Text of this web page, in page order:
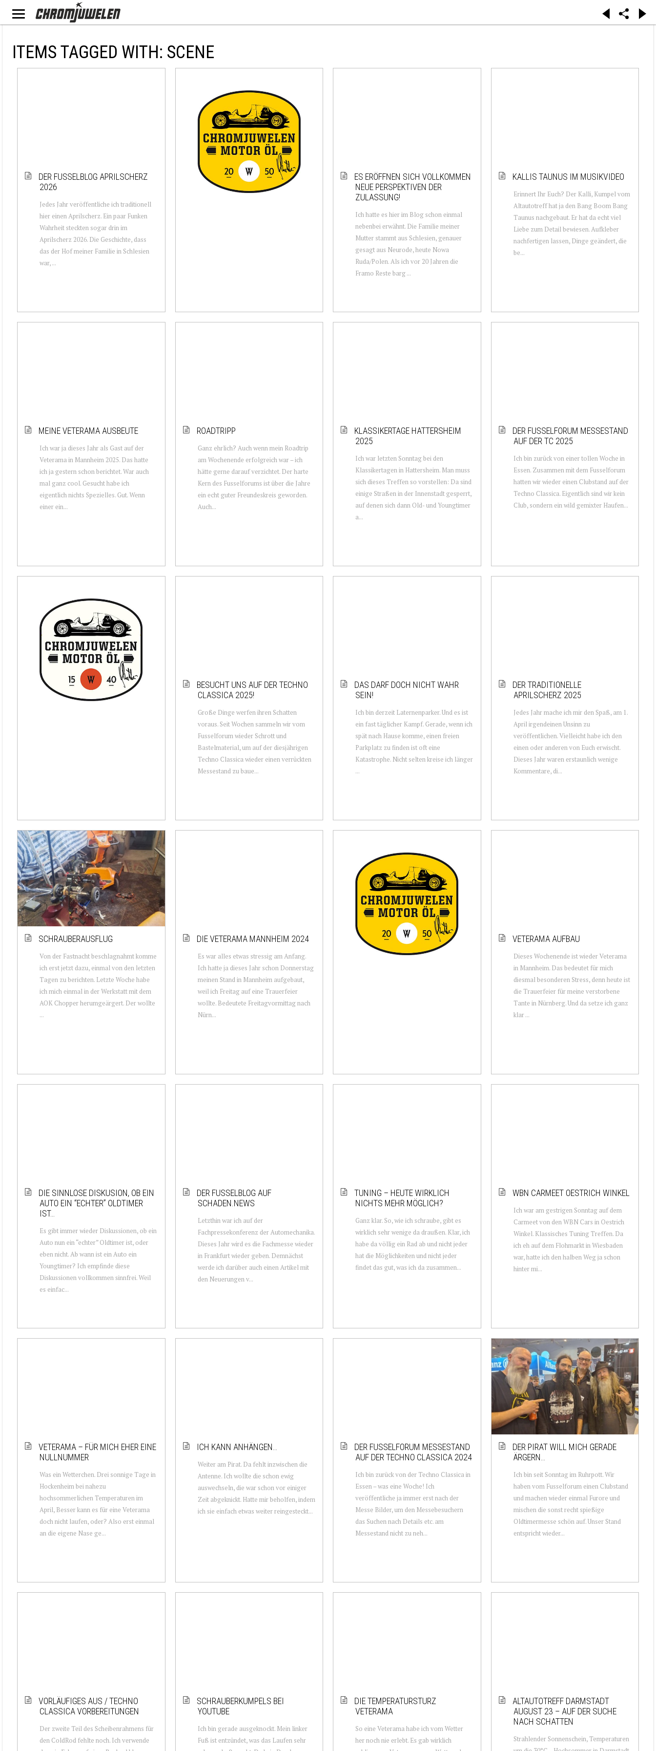
ITEMS TAGGED WITH: SCENE
DER FUSSELBLOG APRILSCHERZ
2026
Jedes Jahr veröffentliche ich traditionell
hier einen Aprilscherz. Ein paar Funken
Wahrheit steckten sogar drin im
Aprilscherz 2026. Die Geschichte, dass
das der Hof meiner Familie in Schlesien
war, ...
ES ERÖFFNEN SICH VOLLKOMMEN
NEUE PERSPEKTIVEN DER
ZULASSUNG!
Ich hatte es hier im Blog schon einmal
nebenbei erwähnt. Die Familie meiner
Mutter stammt aus Schlesien, genauer
gesagt aus Neurode, heute Nowa
Ruda/Polen. Als ich vor 20 Jahren die
Framo Reste barg ...
KALLIS TAUNUS IM MUSIKVIDEO
Erinnert Ihr Euch? Der Kalli, Kumpel vom
Altautotreff hat ja den Bang Boom Bang
Taunus nachgebaut. Er hat da echt viel
Liebe zum Detail bewiesen. Aufkleber
nachfertigen lassen, Dinge geändert, die
be...
MEINE VETERAMA AUSBEUTE
Ich war ja dieses Jahr als Gast auf der
Veterama in Mannheim 2025. Das hatte
ich ja gestern schon berichtet. War auch
mal ganz cool. Gesucht habe ich
eigentlich nichts Spezielles. Gut. Wenn
einer ein...
ROADTRIPP
Ganz ehrlich? Auch wenn mein Roadtrip
am Wochenende erfolgreich war – ich
hätte gerne darauf verzichtet. Der harte
Kern des Fusselforums ist über die Jahre
ein echt guter Freundeskreis geworden.
Auch...
KLASSIKERTAGE HATTERSHEIM
2025
Ich war letzten Sonntag bei den
Klassikertagen in Hattersheim. Man muss
sich dieses Treffen so vorstellen: Da sind
einige Straßen in der Innenstadt gesperrt,
auf denen sich dann Old- und Youngtimer
a...
DER FUSSELFORUM MESSESTAND
AUF DER TC 2025
Ich bin zurück von einer tollen Woche in
Essen. Zusammen mit dem Fusselforum
hatten wir wieder einen Clubstand auf der
Techno Classica. Eigentlich sind wir kein
Club, sondern ein wild gemixter Haufen...
BESUCHT UNS AUF DER TECHNO
CLASSICA 2025!
Große Dinge werfen ihren Schatten
voraus. Seit Wochen sammeln wir vom
Fusselforum wieder Schrott und
Bastelmaterial, um auf der diesjährigen
Techno Classica wieder einen verrückten
Messestand zu baue...
DAS DARF DOCH NICHT WAHR
SEIN!
Ich bin derzeit Laternenparker. Und es ist
ein fast täglicher Kampf. Gerade, wenn ich
spät nach Hause komme, einen freien
Parkplatz zu finden ist oft eine
Katastrophe. Nicht selten kreise ich länger
...
DER TRADITIONELLE
APRILSCHERZ 2025
Jedes Jahr mache ich mir den Spaß, am 1.
April irgendeinen Unsinn zu
veröffentlichen. Vielleicht habe ich den
einen oder anderen von Euch erwischt.
Dieses Jahr waren erstaunlich wenige
Kommentare, di...
SCHRAUBERAUSFLUG
Von der Fastnacht beschlagnahmt komme
ich erst jetzt dazu, einmal von den letzten
Tagen zu berichten. Letzte Woche habe
ich mich einmal in der Werkstatt mit dem
AOK Chopper herumgeärgert. Der wollte
...
DIE VETERAMA MANNHEIM 2024
Es war alles etwas stressig am Anfang.
Ich hatte ja dieses Jahr schon Donnerstag
meinen Stand in Mannheim aufgebaut,
weil ich Freitag auf eine Trauerfeier
wollte. Bedeutete Freitagvormittag nach
Nürn...
VETERAMA AUFBAU
Dieses Wochenende ist wieder Veterama
in Mannheim. Das bedeutet für mich
diesmal besonderen Stress, denn heute ist
die Trauerfeier für meine verstorbene
Tante in Nürnberg. Und da setze ich ganz
klar ...
DIE SINNLOSE DISKUSION, OB EIN
AUTO EIN “ECHTER” OLDTIMER
IST…
Es gibt immer wieder Diskussionen, ob ein
Auto nun ein “echter” Oldtimer ist, oder
eben nicht. Ab wann ist ein Auto ein
Youngtimer? Ich empfinde diese
Diskussionen vollkommen sinnfrei. Weil
es einfac...
DER FUSSELBLOG AUF
SCHADEN.NEWS
Letzthin war ich auf der
Fachpressekonferenz der Automechanika.
Dieses Jahr wird es die Fachmesse wieder
in Frankfurt wieder geben. Demnächst
werde ich darüber auch einen Artikel mit
den Neuerungen v...
TUNING – HEUTE WIRKLICH
NICHTS MEHR MÖGLICH?
Ganz klar. So, wie ich schraube, gibt es
wirklich sehr wenige da draußen. Klar, ich
habe da völlig ein Rad ab und nicht jeder
hat die Möglichkeiten und nicht jeder
findet das gut, was ich da zusammen...
WBN CARMEET OESTRICH WINKEL
Ich war am gestrigen Sonntag auf dem
Carmeet von den WBN Cars in Oestrich
Winkel. Klassisches Tuning Treffen. Da
ich eh auf dem Flohmarkt in Wiesbaden
war, hatte ich den halben Weg ja schon
hinter mi...
VETERAMA – FÜR MICH EHER EINE
NULLNUMMER
Was ein Wetterchen. Drei sonnige Tage in
Hockenheim bei nahezu
hochsommerlichen Temperaturen im
April, Besser kann es für eine Veterama
doch nicht laufen, oder? Also erst einmal
an die eigene Nase ge...
ICH KANN ANHÄNGEN…
Weiter am Pirat. Da fehlt inzwischen die
Antenne. Ich wollte die schon ewig
auswechseln, die war schon vor einiger
Zeit abgeknickt. Hatte mir beholfen, indem
ich sie einfach etwas weiter reingesteckt...
DER FUSSELFORUM MESSESTAND
AUF DER TECHNO CLASSICA 2024
Ich bin zurück von der Techno Classica in
Essen – was eine Woche! Ich
veröffentliche ja immer erst nach der
Messe Bilder, um den Messebesuchern
das Suchen nach Details etc. am
Messestand nicht zu neh...
DER PIRAT WILL MICH GERADE
ÄRGERN…
Ich bin seit Sonntag im Ruhrpott. Wir
haben vom Fusselforum einen Clubstand
und machen wieder einmal Furore und
mischen die sonst recht spießige
Oldtimermesse schön auf. Unser Stand
entspricht wieder...
VORLÄUFIGES AUS / TECHNO
CLASSICA VORBEREITUNGEN
Der zweite Teil des Scheibenrahmens für
den ColdRod fehlte noch. Ich verwende
SCHRAUBERKUMPELS BEI
YOUTUBE
Ich bin gerade ausgeknockt. Mein linker
Fuß ist entzündet, was das Laufen sehr
DIE TEMPERATURSTURZ
VETERAMA
So eine Veterama habe ich vom Wetter
her noch nie erlebt. Es gab wirklich
ALTAUTOTREFF DARMSTADT
AUGUST 23 – AUF DER SUCHE
NACH SCHATTEN
Strahlender Sonnenschein, Temperaturen